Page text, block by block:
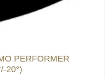
PERFORMER
20°)